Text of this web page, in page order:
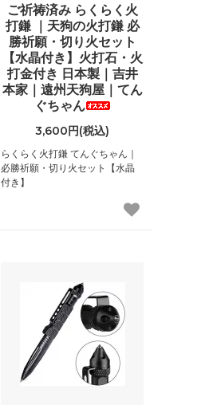
ご祈祷済み らくらく火
打鎌 ｜天狗の火打鎌 必
勝祈願・切り火セット
【水晶付き】火打石・火
打金付き 日本製｜吉井
本家｜遠州天狗屋｜てん
ぐちゃん
3,600円(税込)
らくらく火打鎌 てんぐちゃん｜
必勝祈願・切り火セット【水晶
付き】